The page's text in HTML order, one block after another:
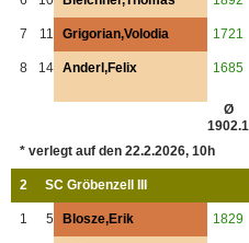
7 11 Grigorian,Volodia 1721
8 14 Anderl,Felix 1685
Ø
1902.1
* verlegt auf den 22.2.2026, 10h
2 SC Gröbenzell III
1 5 Blosze,Erik 1829